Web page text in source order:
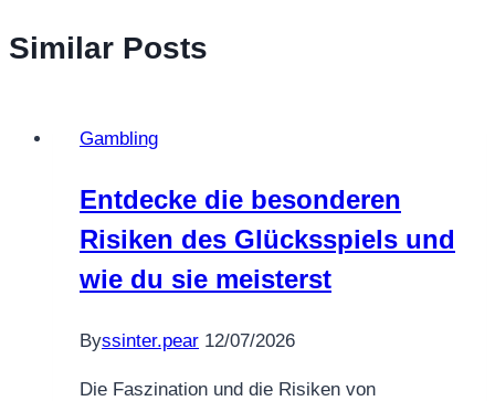
Similar Posts
Gambling
Entdecke die besonderen
Risiken des Glücksspiels und
wie du sie meisterst
Byssinter.pear 12/07/2026
Die Faszination und die Risiken von